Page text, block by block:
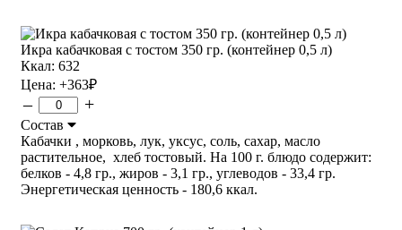
Икра кабачковая с тостом 350 гр. (контейнер 0,5 л)
Ккал: 632
Цена: +363₽
– +
Состав
Кабачки , морковь, лук, уксус, соль, сахар, масло
растительное, хлеб тостовый. На 100 г. блюдо содержит:
белков - 4,8 гр., жиров - 3,1 гр., углеводов - 33,4 гр.
Энергетическая ценность - 180,6 ккал.